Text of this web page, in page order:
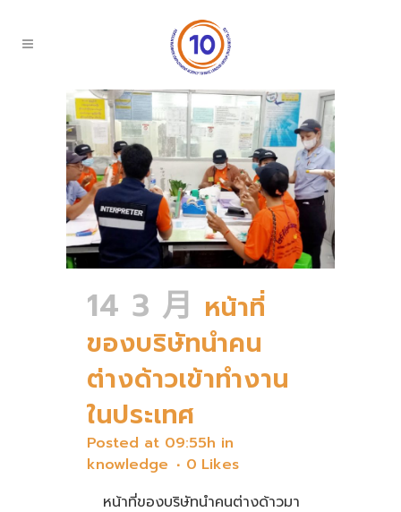
14 3 月 หน้าที่
ของบริษัทนำคน
ต่างด้าวเข้าทำงาน
ในประเทศ
Posted at 09:55h in
knowledge
0 Likes
หน้าที่ของบริษัทนำคนต่างด้าวมา